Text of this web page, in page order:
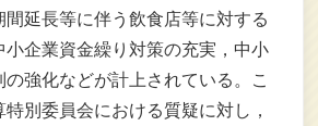
間延長等に伴う飲食店等に対する
小企業資金繰り対策の充実，中小
強化などが計上されている。こ
別委員会における質疑に対し，